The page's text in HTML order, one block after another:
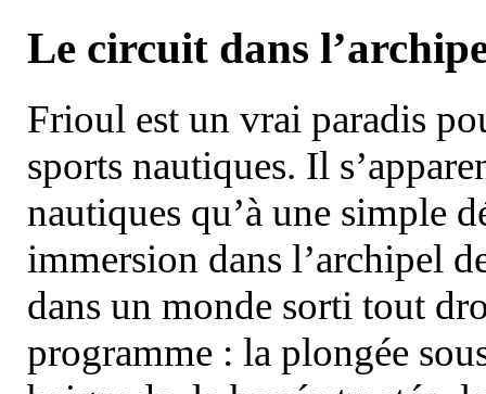
Le circuit dans
Frioul est un vrai paradis
sports nautiques. Il
nautiques qu’à une simple
immersion dans l’archipel
dans un monde sorti tout
programme : la plongée